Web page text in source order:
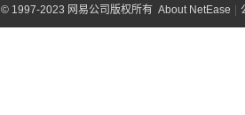
©1997-2023 网易公司版权所有 About NetEase